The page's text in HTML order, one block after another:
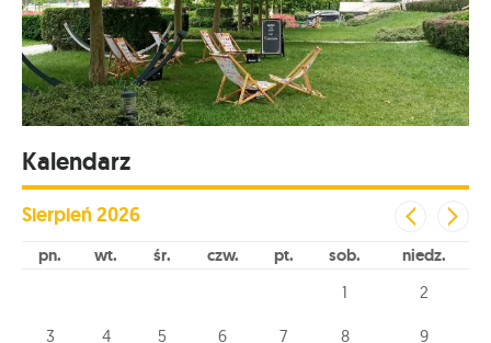
Kalendarz
Sierpień2026
pn wt śr czw pt sob niedz
1 2
3 4 5 6 7 8 9